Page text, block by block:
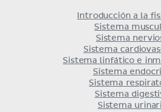
Introducción a la
Sistema
Sistema
Sistema
Sistema linfático e
Sistema
Sistema
Sistema
Sistema